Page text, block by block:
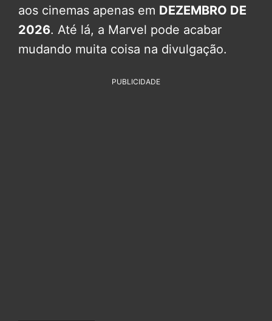
aos cinemas apenas em DEZEMBRO DE
2026. Até lá, a Marvel pode acabar
mudando muita coisa na divulgação.
PUBLICIDADE